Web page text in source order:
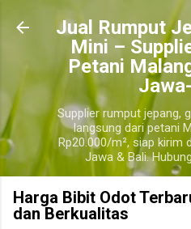
Langsung ke
​Jual Rumput
Mini –
Petani
Supplier rumput jepang,
langsung dari petani
Rp20.000/m², siap kirim
Jawa & Bali.
Harga Bibit Odot
dan Berkualitas